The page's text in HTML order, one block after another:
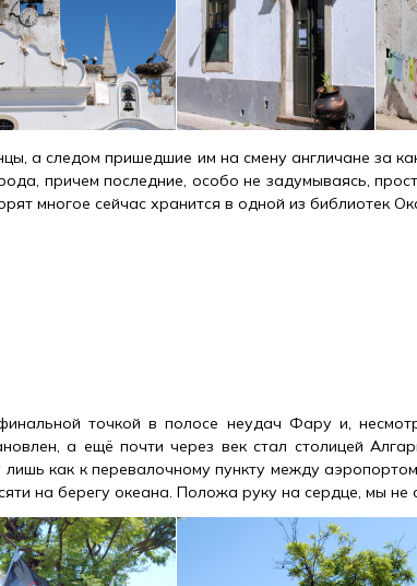
а следом пришедшие им на смену англичане за
причем последние, особо не задумываясь,
многое сейчас хранится в одной из библиотек
точкой в полосе неудач Фару и,
а ещё почти через век стал столицей
лишь как к перевалочному пункту между
на берегу океана. Положа руку на сердце, мы не